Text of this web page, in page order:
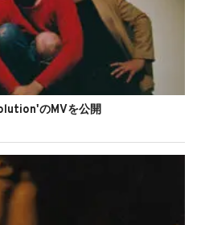
のMVを公開